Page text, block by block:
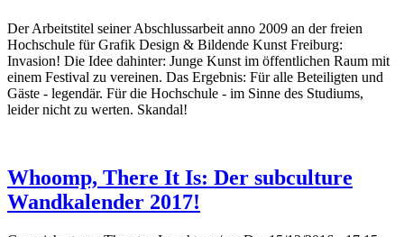
Der Arbeitstitel seiner Abschlussarbeit anno 2009 an der freien
Hochschule für Grafik Design & Bildende Kunst Freiburg:
Invasion! Die Idee dahinter: Junge Kunst im öffentlichen Raum mit
einem Festival zu vereinen. Das Ergebnis: Für alle Beteiligten und
Gäste - legendär. Für die Hochschule - im Sinne des Studiums,
leider nicht zu werten. Skandal!
Whoomp, There It Is: Der subculture
Wandkalender 2017!